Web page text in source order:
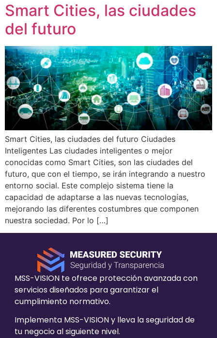
Smart Cities, las ciudades
del futuro
Smart Cities, las ciudades del futuro Ciudades
Inteligentes Las ciudades inteligentes o mejor
conocidas como Smart Cities, son las ciudades del
futuro, que con el tiempo, se irán integrando a nuestro
entorno social. Este complejo sistema tiene la
capacidad de adaptarse a las nuevas tecnologías,
mejorando las diferentes costumbres que componen
nuestra sociedad. Por lo […]
MSS-VISION te ofrece protección avanzada con
servicios diseñados para garantizar el
cumplimiento normativo.
Implementa MSS-VISION y lleva la seguridad de
tu negocio al siguiente nivel.